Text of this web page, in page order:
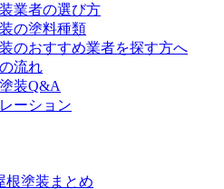
業者の選び方
の塗料種類
のおすすめ業者を探す方へ
流れ
装Q&A
ーション
根塗装まとめ